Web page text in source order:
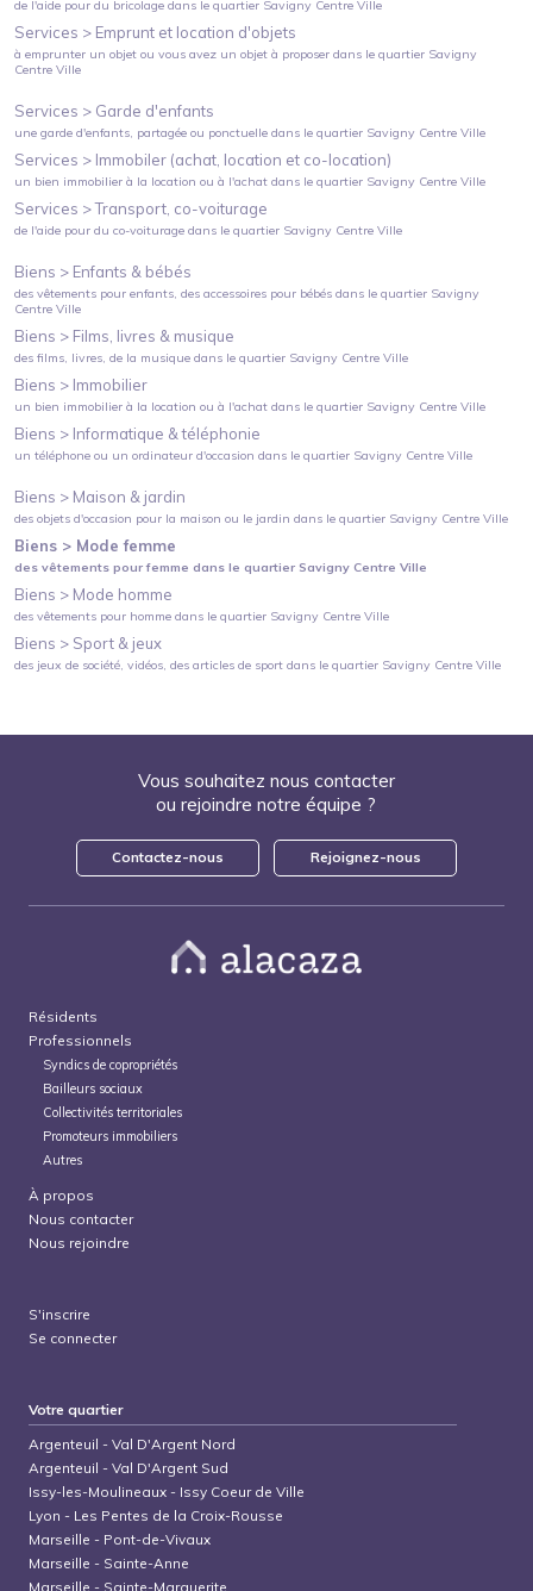
de l'aide pour du bricolage dans le quartier Savigny Centre Ville
Services > Emprunt et location d'objets
à emprunter un objet ou vous avez un objet à proposer dans le quartier Savigny
Centre Ville
Services > Garde d'enfants
une garde d'enfants, partagée ou ponctuelle dans le quartier Savigny Centre Ville
Services > Immobiler (achat, location et co-location)
un bien immobilier à la location ou à l'achat dans le quartier Savigny Centre Ville
Services >Transport, co-voiturage
de l'aide pour du co-voiturage dans le quartier Savigny Centre Ville
Biens > Enfants & bébés
des vêtements pour enfants, des accessoires pour bébés dans le quartier Savigny
Centre Ville
Biens > Films, livres & musique
des films, livres, de la musique dans le quartier Savigny Centre Ville
Biens > Immobilier
un bien immobilier à la location ou à l'achat dans le quartier Savigny Centre Ville
Biens > Informatique & téléphonie
un téléphone ou un ordinateur d'occasion dans le quartier Savigny Centre Ville
Biens > Maison & jardin
des objets d'occasion pour la maison ou le jardin dans le quartier Savigny Centre Ville
Biens > Mode femme
des vêtements pour femme dans le quartier Savigny Centre Ville
Biens > Mode homme
des vêtements pour homme dans le quartier Savigny Centre Ville
Biens > Sport & jeux
des jeux de société, vidéos, des articles de sport dans le quartier Savigny Centre Ville
Vous souhaitez nous contacter
ou rejoindre notre équipe ?
Contactez-nous Rejoignez-nous
Résidents
Professionnels
Syndics de copropriétés
Bailleurs sociaux
Collectivités territoriales
Promoteurs immobiliers
Autres
À propos
Nous contacter
Nous rejoindre
S'inscrire
Se connecter
Votre quartier
Argenteuil -Val D'Argent Nord
Argenteuil -Val D'Argent Sud
Issy-les-Moulineaux - Issy Coeur de Ville
Lyon - Les Pentes de la Croix-Rousse
Marseille - Pont-de-Vivaux
Marseille - Sainte-Anne
Marseille - Sainte-Marguerite